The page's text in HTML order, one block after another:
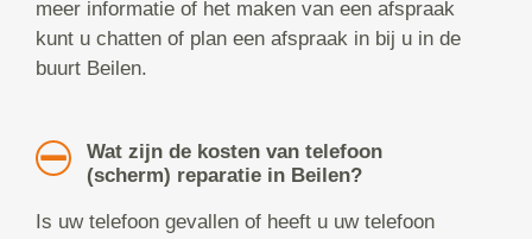
meer informatie of het maken van een afspraak
kunt u chatten of plan een afspraak in bij u in de
buurt Beilen.
Wat zijn de kosten van telefoon
(scherm) reparatie in Beilen?
Is uw telefoon gevallen of heeft u uw telefoon